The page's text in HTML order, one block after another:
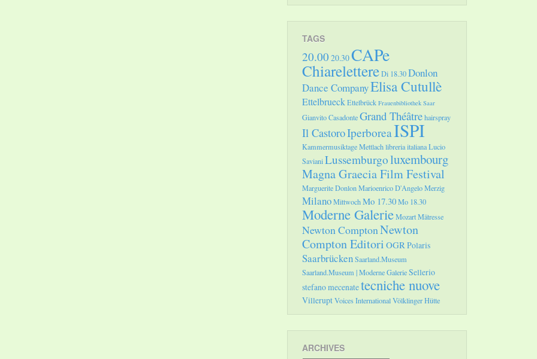
TAGS
20.00 20.30CAPe
ChiarelettereDi 18.30Donlon
Dance CompanyElisa Cutullè
EttelbrueckEttelbrück Frauenbibliothek Saar
Gianvito CasadonteGrand Théâtrehairspray
Il CastoroIperboreaISPI
Kammermusiktage Mettlachlibreria italianaLucio
SavianiLussemburgoluxembourg
Magna Graecia Film Festival
Marguerite DonlonMarioenrico D'AngeloMerzig
MilanoMittwochMo 17.30Mo 18.30
Moderne GalerieMozartMätresse
Newton ComptonNewton
Compton Editori OGRPolaris
SaarbrückenSaarland.Museum
Saarland.Museum | Moderne GalerieSellerio
stefano mecenatetecniche nuove
VilleruptVoices InternationalVölklinger Hütte
ARCHIVES